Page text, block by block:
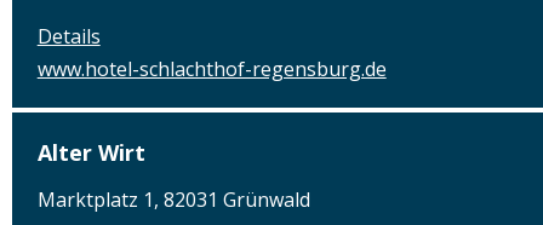
Details
www.hotel-schlachthof-regensburg.de
Alter Wirt
Marktplatz 1, 82031 Grünwald